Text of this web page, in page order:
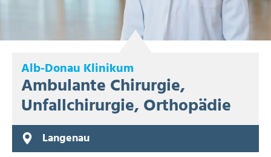
Alb-Donau Klinikum
Ambulante Chirurgie,
Unfallchirurgie, Orthopädie
Langenau